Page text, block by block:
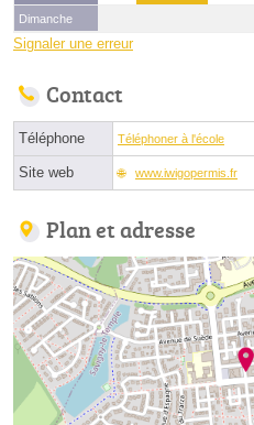
Dimanche
Signaler une erreur
Contact
Téléphone Téléphoner à l'école
Site web www.iwigopermis.fr
Plan et adresse